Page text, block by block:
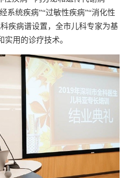
系统疾病”“过敏性疾病”“消化性
疾病谱设置，全市儿科专家为基
用的诊疗技术。